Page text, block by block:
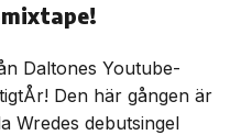
Daltones Youtube-
Den här gången är
Wredes debutsingel